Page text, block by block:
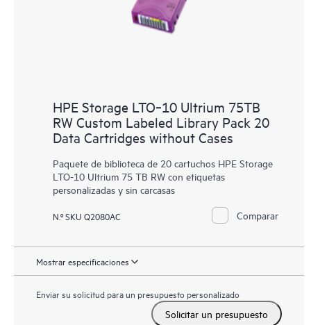
HPE Storage LTO‑10 Ultrium 75TB
RW Custom Labeled Library Pack 20
Data Cartridges without Cases
Paquete de biblioteca de 20 cartuchos HPE Storage
LTO-10 Ultrium 75 TB RW con etiquetas
personalizadas y sin carcasas
N.º SKU Q2080AC Comparar
Mostrar especificaciones
Enviar su solicitud para un presupuesto personalizado
Solicitar un presupuesto